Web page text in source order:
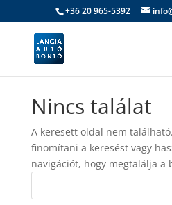
+36 20 965-5392
Nincs találat
A keresett oldal nem
finomítani a keresést vagy
navigációt, hogy megtalálja a